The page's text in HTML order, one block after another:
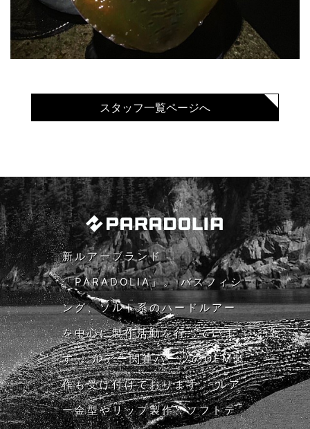
スタッフ一覧ページへ
新ルアーブランド
「PARADOLIA」。 バスフィシ
ング、ソルト系のハードルアー
を中心に製作活動を行っていま
す。 ルアー関連パーツのOEM製
作も受け付けております。 ルア
ー金型やリップ製作、ソフトテ